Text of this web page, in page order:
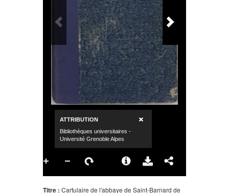
Titre : Cartulaire de l'abbaye de Saint-Barnard de